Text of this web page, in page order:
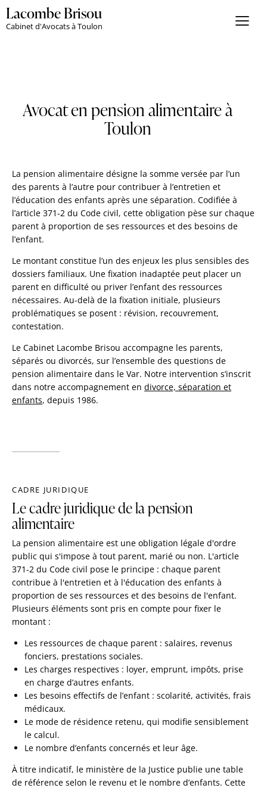
Lacombe Brisou
Cabinet d'Avocats à Toulon
Avocat en pension alimentaire à
Toulon
La pension alimentaire désigne la somme versée par l’un
des parents à l’autre pour contribuer à l’entretien et
l’éducation des enfants après une séparation. Codifiée à
l’article 371-2 du Code civil, cette obligation pèse sur chaque
parent à proportion de ses ressources et des besoins de
l’enfant.
Le montant constitue l’un des enjeux les plus sensibles des
dossiers familiaux. Une fixation inadaptée peut placer un
parent en difficulté ou priver l’enfant des ressources
nécessaires. Au-delà de la fixation initiale, plusieurs
problématiques se posent : révision, recouvrement,
contestation.
Le Cabinet Lacombe Brisou accompagne les parents,
séparés ou divorcés, sur l’ensemble des questions de
pension alimentaire dans le Var. Notre intervention s’inscrit
dans notre accompagnement en divorce, séparation et
enfants, depuis 1986.
CADRE JURIDIQUE
Le cadre juridique de la pension
alimentaire
La pension alimentaire est une obligation légale d'ordre
public qui s'impose à tout parent, marié ou non. L'article
371-2 du Code civil pose le principe : chaque parent
contribue à l'entretien et à l'éducation des enfants à
proportion de ses ressources et des besoins de l'enfant.
Plusieurs éléments sont pris en compte pour fixer le
montant :
Les ressources de chaque parent : salaires, revenus
fonciers, prestations sociales.
Les charges respectives : loyer, emprunt, impôts, prise
en charge d’autres enfants.
Les besoins effectifs de l’enfant : scolarité, activités, frais
médicaux.
Le mode de résidence retenu, qui modifie sensiblement
le calcul.
Le nombre d’enfants concernés et leur âge.
À titre indicatif, le ministère de la Justice publie une table
de référence selon le revenu et le nombre d’enfants. Cette